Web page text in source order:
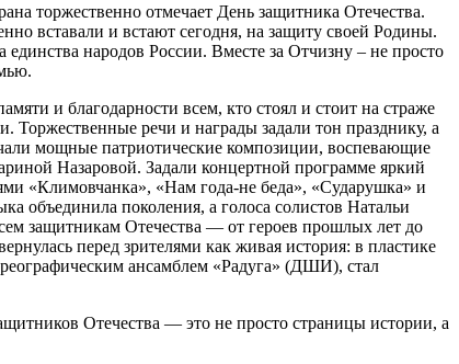
торжественно отмечает День защитника Отечества.
вставали и встают сегодня, на защиту своей Родины.
народов России. Вместе за Отчизну – не просто
и благодарности всем, кто стоял и стоит на страже
Торжественные речи и награды задали тон празднику, а
мощные патриотические композиции, воспевающие
Назаровой. Задали концертной программе яркий
«Климовчанка», «Нам года-не беда», «Сударушка» и
объединила поколения, а голоса солистов Натальи
защитникам Отечества — от героев прошлых лет до
перед зрителями как живая история: в пластике
ансамблем «Радуга» (ДШИ), стал
Отечества — это не просто страницы истории, а